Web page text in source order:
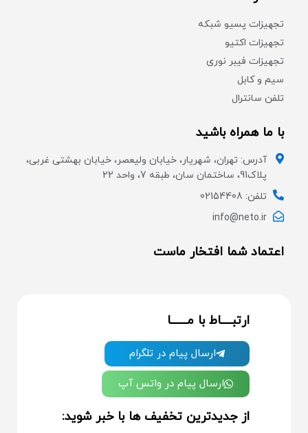
تجهیزات پسیو شبکه
تجهیزات اکتیو
تجهیزات فیبر نوری
سیم و کابل
تلفن سانترال
با ما همراه باشید
آدرس: تهران، شهریار، خیابان ولیعصر، خیابان بهشتی غربی،
پلاک91، ساختمان سان، طبقه 7، واحد 22
تلفن: 02154408
info@neto.ir
اعتماد شما افتخار ماست
ارتبــــاط با مــــــا
ارسال پیام در تلگرام
ارسال پیام در واتس آپ
از جدیدترین تخفیف ها با خبر شوید: